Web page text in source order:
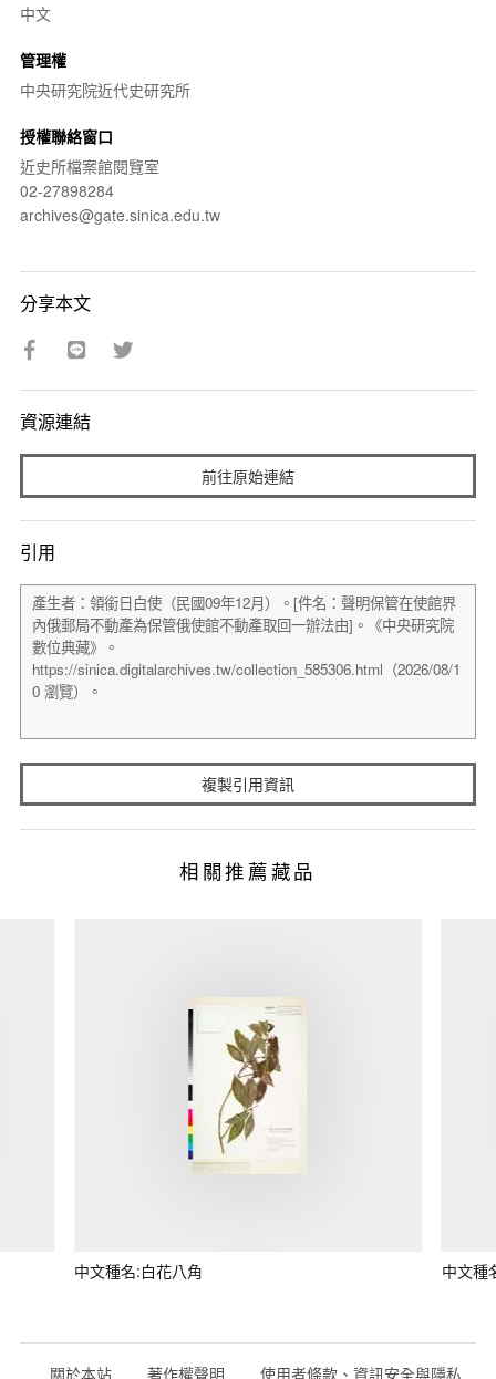
中文
管理權
中央研究院近代史研究所
授權聯絡窗口
近史所檔案館閱覽室
02-27898284
archives@gate.sinica.edu.tw
分享本文
資源連結
前往原始連結
引用
複製引用資訊
相關推薦藏品
中文種名:白花八角 中文種
關於本站 著作權聲明 使用者條款、資訊安全與隱私